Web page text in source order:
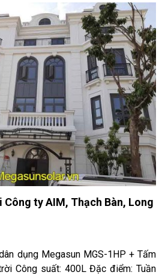
Công ty AIM, Thạch Bàn, Long
dụng Megasun MGS-1HP + Tấm
Công suất: 400L Đặc điểm: Tuần